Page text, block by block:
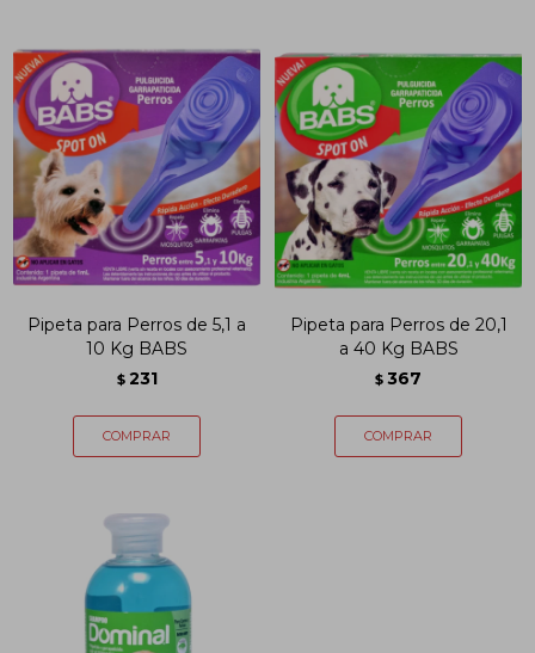
Pipeta para Perros de 5,1 a
10 Kg BABS
$ 231
Pipeta para Perros de 20,1
a 40 Kg BABS
$ 367